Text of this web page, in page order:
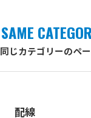
同じカテゴリーのペ
SAME
配線